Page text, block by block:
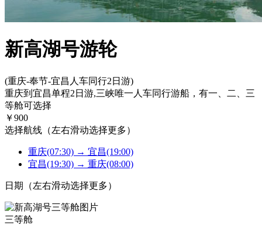
新高湖号游轮
(重庆-奉节-宜昌人车同行2日游)
重庆到宜昌单程2日游,三峡唯一人车同行游船，有一、二、三
等舱可选择
￥900
选择航线 （左右滑动选择更多）
重庆(07:30) → 宜昌(19:00)
宜昌(19:30) → 重庆(08:00)
日期 （左右滑动选择更多）
三等舱